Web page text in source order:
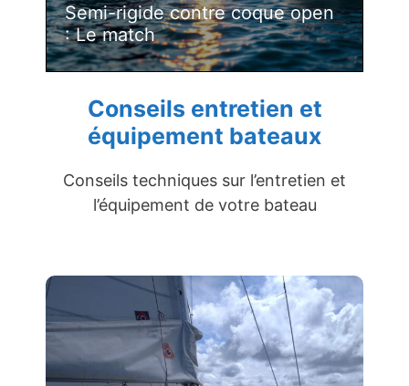
Semi-rigide contre coque open
: Le match
Conseils entretien et
équipement bateaux
Conseils techniques sur l’entretien et
l’équipement de votre bateau